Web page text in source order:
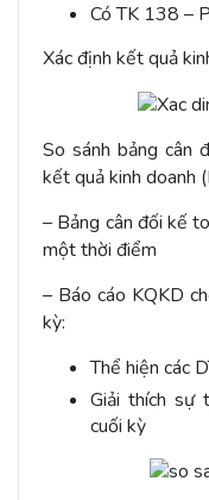
Có TK 138 –
Xác định kết quả
So sánh bảng cân
kết quả kinh doanh
– Bảng cân đối kế
một thời điểm
– Báo cáo KQKD
kỳ:
Thể hiện các
Giải thích sự
cuối kỳ